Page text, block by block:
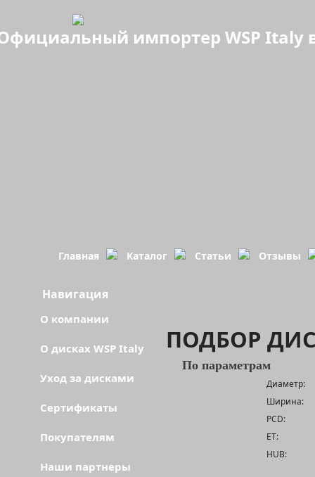
импортер WSP Italy
Главная Каталог Статьи
Отзывы
ПОДБОР
По параметрам
Диаметр:
Ширина:
PCD:
ET:
HUB:
Навигация
О компании
О дисках WSP Italy
Уход за дисками
Сертификаты
Покупателям
Наши партнеры